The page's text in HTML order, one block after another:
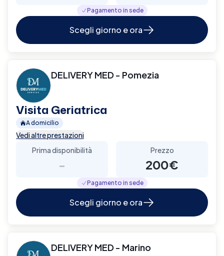
Pagamento in sede
Scegli giorno e ora
DELIVERY MED - Pomezia
Visita Geriatrica
A domicilio
Vedi altre prestazioni
Prima disponibilità
-
Prezzo
200€
Pagamento in sede
Scegli giorno e ora
DELIVERY MED - Marino